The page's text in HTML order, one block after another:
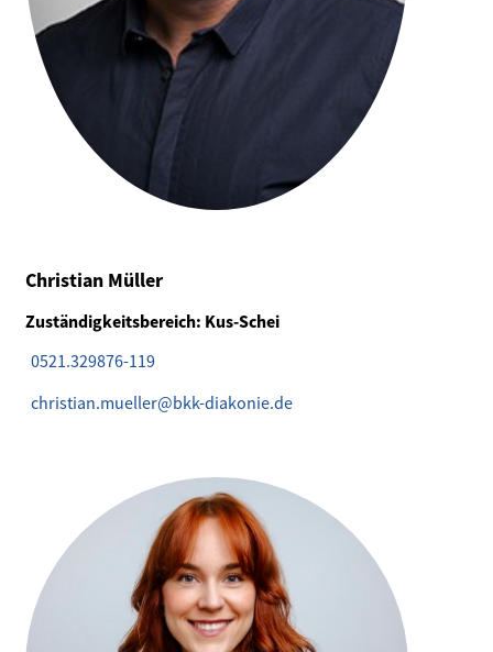
Christian Müller
Zuständigkeitsbereich: Kus-Schei
0521.329876-119
christian.mueller@bkk-diakonie.de